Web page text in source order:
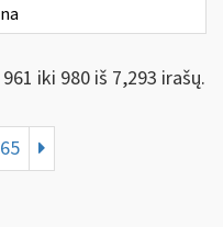
iki 980 iš 7,293 irašų.